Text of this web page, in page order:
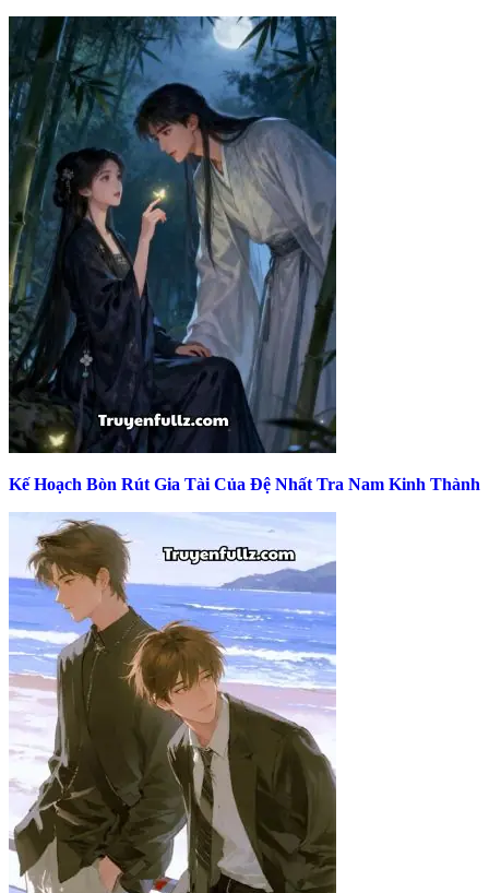
Kế Hoạch Bòn Rút Gia Tài Của Đệ Nhất Tra Nam Kinh Thành